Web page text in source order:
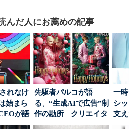
んだ人にお薦めの記事
れなけ
始まら
が語
...
先駆者パルコが語
る、“生成AIで広告”制
作の勘所 クリエイタ
ーに残る「重要な役
一
シ
支
築